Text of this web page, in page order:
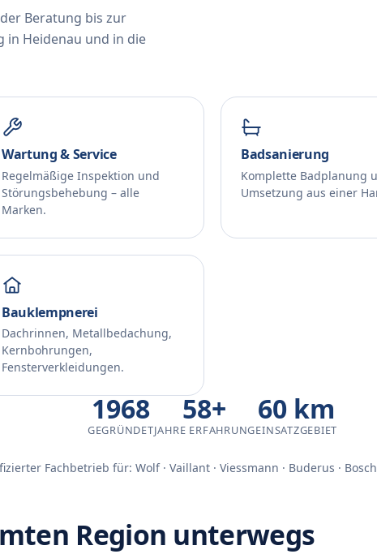
Beratung bis zur
in Heidenau und in die
Wartung & Service
Regelmäßige Inspektion und
Störungsbehebung – alle
Marken.
Badsanierung
Komplette Badplanung
Umsetzung aus einer
Bauklempnerei
Dachrinnen, Metallbedachung,
Kernbohrungen,
Fensterverkleidungen.
1968
GEGRÜNDET
58+
JAHRE ERFAHRUNG
60 km
EINSATZGEBIET
Fachbetrieb für: Wolf · Vaillant · Viessmann · Buderus · Bosch
Region unterwegs